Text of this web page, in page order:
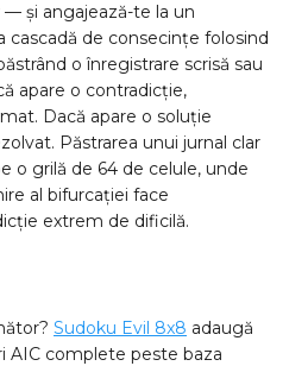
și angajează-te la un
cascadă de consecințe folosind
o înregistrare scrisă sau
apare o contradicție,
Dacă apare o soluție
Păstrarea unui jurnal clar
o grilă de 64 de celule, unde
al bifurcației face
extrem de dificilă.
Sudoku Evil 8x8 adaugă
AIC complete peste baza